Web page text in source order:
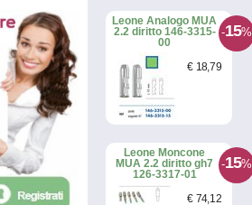
-15%
Leone Analogo MUA
2.2 diritto 146-3315-
00
€ 18,79
-15%
Leone Moncone
MUA 2.2 diritto gh7
126-3317-01
€ 74,12